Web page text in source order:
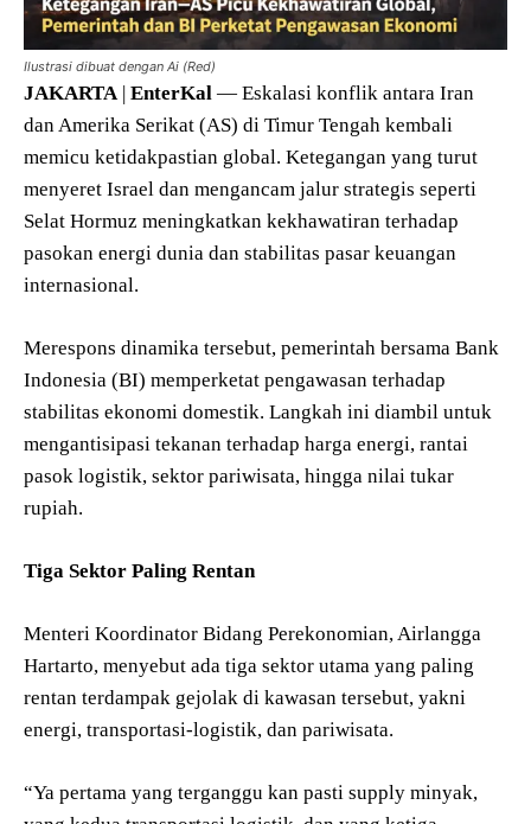
Ilustrasi dibuat dengan Ai (Red)
JAKARTA| EnterKal — Eskalasi konflik antara Iran
dan Amerika Serikat (AS) di Timur Tengah kembali
memicu ketidakpastian global. Ketegangan yang turut
menyeret Israel dan mengancam jalur strategis seperti
Selat Hormuz meningkatkan kekhawatiran terhadap
pasokan energi dunia dan stabilitas pasar keuangan
internasional.
Merespons dinamika tersebut, pemerintah bersama Bank
Indonesia (BI) memperketat pengawasan terhadap
stabilitas ekonomi domestik. Langkah ini diambil untuk
mengantisipasi tekanan terhadap harga energi, rantai
pasok logistik, sektor pariwisata, hingga nilai tukar
rupiah.
Tiga Sektor Paling Rentan
Menteri Koordinator Bidang Perekonomian, Airlangga
Hartarto, menyebut ada tiga sektor utama yang paling
rentan terdampak gejolak di kawasan tersebut, yakni
energi, transportasi-logistik, dan pariwisata.
“Ya pertama yang terganggu kan pasti supply minyak,